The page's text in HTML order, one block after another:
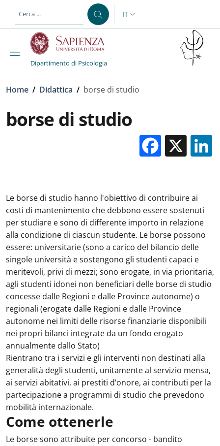
al contenuto principale
SELETTORE LINGUA:
IT
Dipartimento di Psicologia
Briciole di pane
Home / Didattica / borse di studio
borse di studio
X
Le borse di studio hanno l'obiettivo di contribuire ai
costi di mantenimento che debbono essere sostenuti
per studiare e sono di differente importo in relazione
alla condizione di ciascun studente. Le borse possono
essere: universitarie (sono a carico del bilancio delle
singole università e sostengono gli studenti capaci e
meritevoli, privi di mezzi; sono erogate, in via prioritaria,
agli studenti idonei non beneficiari delle borse di studio
concesse dalle Regioni e dalle Province autonome) o
regionali (erogate dalle Regioni e dalle Province
autonome nei limiti delle risorse finanziarie disponibili
nei propri bilanci integrate da un fondo erogato
annualmente dallo Stato)
Rientrano tra i servizi e gli interventi non destinati alla
generalità degli studenti, unitamente al servizio mensa,
ai servizi abitativi, ai prestiti d’onore, ai contributi per la
partecipazione a programmi di studio che prevedono
mobilità internazionale.
Come ottenerle
Le borse sono attribuite per concorso - bandito